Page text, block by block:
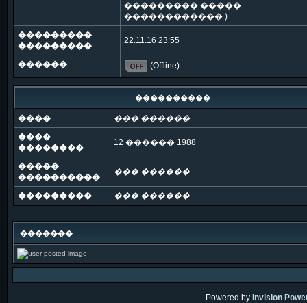
��������� �����
������������ )
���������
���������
22.11.16 23:55
������ (Offline)
����������
����
��� ������
����
��������
12 ������ 1988
�����
����������
��� ������
��������� ��� ������
�������
Powered by Invision